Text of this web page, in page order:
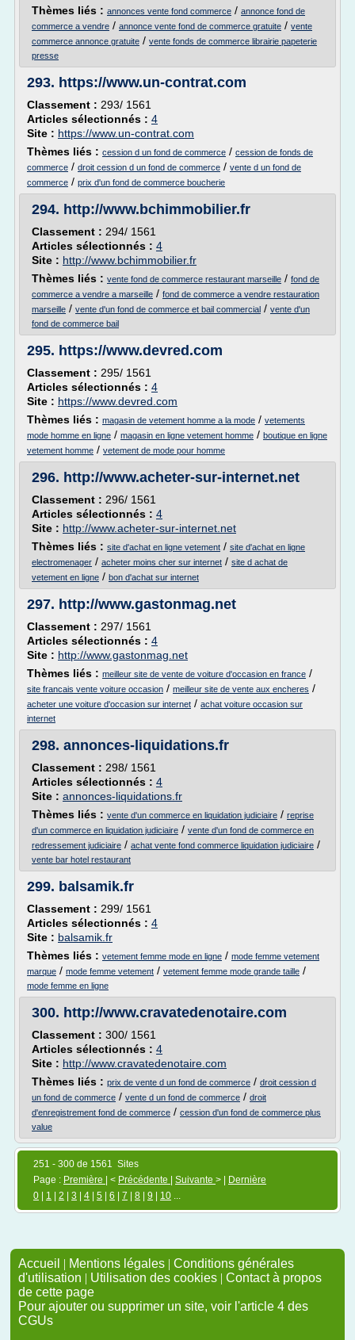
Thèmes liés : annonces vente fond commerce / annonce fond de
commerce a vendre / annonce vente fond de commerce gratuite / vente
commerce annonce gratuite / vente fonds de commerce librairie papeterie
presse
293. https://www.un-contrat.com
Classement : 293/ 1561
Articles sélectionnés : 4
Site : https://www.un-contrat.com
Thèmes liés : cession d un fond de commerce / cession de fonds de
commerce / droit cession d un fond de commerce / vente d un fond de
commerce / prix d'un fond de commerce boucherie
294. http://www.bchimmobilier.fr
Classement : 294/ 1561
Articles sélectionnés : 4
Site : http://www.bchimmobilier.fr
Thèmes liés : vente fond de commerce restaurant marseille / fond de
commerce a vendre a marseille / fond de commerce a vendre restauration
marseille / vente d'un fond de commerce et bail commercial / vente d'un
fond de commerce bail
295. https://www.devred.com
Classement : 295/ 1561
Articles sélectionnés : 4
Site : https://www.devred.com
Thèmes liés : magasin de vetement homme a la mode / vetements
mode homme en ligne / magasin en ligne vetement homme / boutique en ligne
vetement homme / vetement de mode pour homme
296. http://www.acheter-sur-internet.net
Classement : 296/ 1561
Articles sélectionnés : 4
Site : http://www.acheter-sur-internet.net
Thèmes liés : site d'achat en ligne vetement / site d'achat en ligne
electromenager / acheter moins cher sur internet / site d achat de
vetement en ligne / bon d'achat sur internet
297. http://www.gastonmag.net
Classement : 297/ 1561
Articles sélectionnés : 4
Site : http://www.gastonmag.net
Thèmes liés : meilleur site de vente de voiture d'occasion en france /
site francais vente voiture occasion / meilleur site de vente aux encheres /
acheter une voiture d'occasion sur internet / achat voiture occasion sur
internet
298. annonces-liquidations.fr
Classement : 298/ 1561
Articles sélectionnés : 4
Site : annonces-liquidations.fr
Thèmes liés : vente d'un commerce en liquidation judiciaire / reprise
d'un commerce en liquidation judiciaire / vente d'un fond de commerce en
redressement judiciaire / achat vente fond commerce liquidation judiciaire /
vente bar hotel restaurant
299. balsamik.fr
Classement : 299/ 1561
Articles sélectionnés : 4
Site : balsamik.fr
Thèmes liés : vetement femme mode en ligne / mode femme vetement
marque / mode femme vetement / vetement femme mode grande taille /
mode femme en ligne
300. http://www.cravatedenotaire.com
Classement : 300/ 1561
Articles sélectionnés : 4
Site : http://www.cravatedenotaire.com
Thèmes liés : prix de vente d un fond de commerce / droit cession d
un fond de commerce / vente d un fond de commerce / droit
d'enregistrement fond de commerce / cession d'un fond de commerce plus
value
251 - 300 de 1561 Sites
Page : Première | < Précédente Suivante > |
Dernière
0
1 2 3 4 5 6 7 8 9 10 ...
Accueil | Mentions légales | Conditions générales
d'utilisation | Utilisation des cookies | Contact à propos
de cette page
Pour ajouter ou supprimer un site, voir l'article 4 des
CGUs